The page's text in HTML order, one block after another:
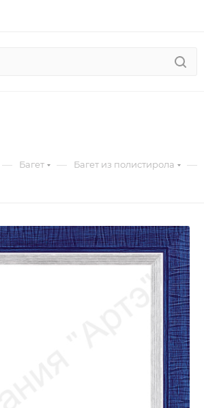
— Багет — Багет из полистирола —